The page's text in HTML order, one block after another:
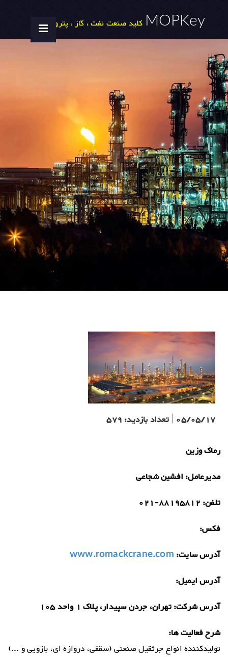
MOPKey کلید صنعت نفت ، گاز ، پتروشیمی
05/05/17
|تعداد بازدید: 579
رماک وزین
مدیرعامل: افشین شجاعی
تلفن: 021-88195812
فکس:
آدرس سایت: www.romackcrane.com
آدرس ایمیل:
آدرس شرکت:تهران، جردن سپیدار، پلاک 1 واحد 105
شرح فعالیت ها:
تولیدکننده انواع جرثقیل صنعتی (سقفی، دروازه ای، بازویی و ...)